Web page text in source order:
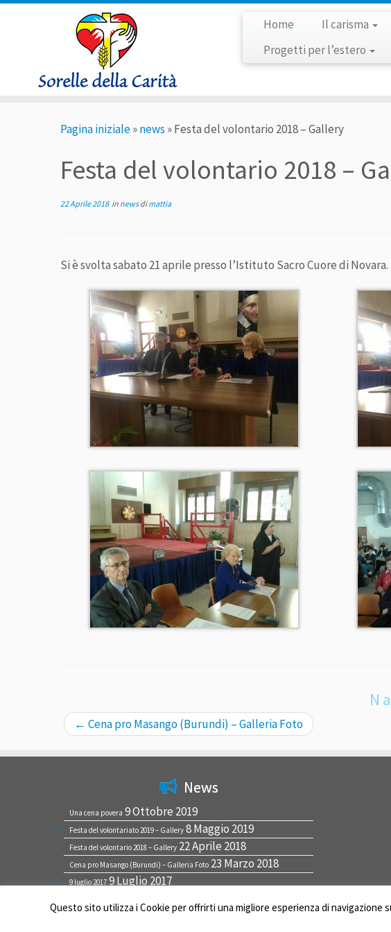
Home Il carisma
Progetti per l’estero
Pagina iniziale»news »Festa del volontario 2018 – Gallery
Festa del volontario 2018 –
22 Aprile 2018in newsdimattia
Si è svolta sabato 21 aprile presso l’Istituto Sacro Cuore di Novara.
← Cena pro Masango (Burundi) – Galleria Foto
News
Una cena povera 9 Ottobre 2019
Festa del volontariato 2019 – Gallery 8 Maggio 2019
Festa del volontario 2018 – Gallery 22 Aprile 2018
Cena pro Masango (Burundi) – Galleria Foto 23 Marzo 2018
9 luglio 2017 9 Luglio 2017
Questo sito utilizza i Cookie per offrirti una migliore esperienza di navigazione